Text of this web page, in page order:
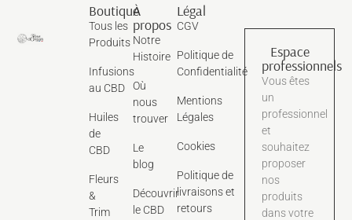
Boutique
Tous les
Produits
Infusions
au CBD
Huiles
de
CBD
Fleurs
&
Trim
À
propos
Notre
Histoire
Où
nous
trouver
Le
blog
Découvrir
le CBD
Légal
CGV
Politique de
Confidentialité
Mentions
Légales
Cookies
Politique de
livraisons et
retours
Espace
professionnels
Vous êtes
un
professionnel
et
souhaitez
proposer
nos
produits
dans votre